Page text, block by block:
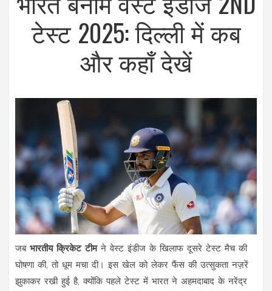
टेस्ट 2025: दिल्ली में कब
और कहाँ देखें
जब भारतीय क्रिकेट टीमने वेस्ट इंडीज के खिलाफ दूसरे टेस्ट मैच की
घोषणा की, तो धूम मचा दी। इस खेल को लेकर फैंस की उत्सुकता नज़रें
झुकाकर रखी हुई है, क्योंकि पहले टेस्ट में भारत ने अहमदाबाद के नरेंद्र